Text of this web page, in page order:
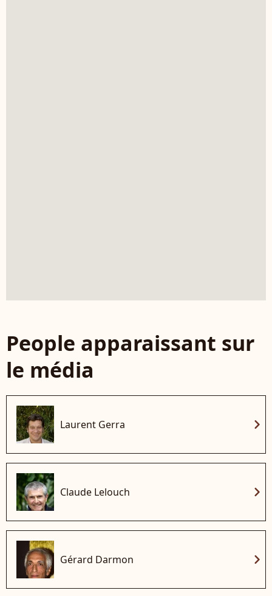
People apparaissant sur
le média
Laurent Gerra chevron_right
Claude Lelouch chevron_right
Gérard Darmon chevron_right